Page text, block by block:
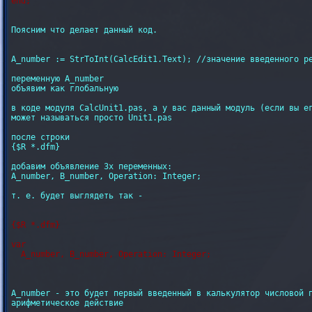
Поясним что делает данный код.
A_number := StrToInt(CalcEdit1.Text); //значение введенного
переменную A_number
объявим как глобальную
в коде модуля CalcUnit1.pas, а у вас данный модуль (если вы
может называться просто Unit1.pas
после строки
{$R *.dfm}
добавим объявление 3х переменных:
A_number, B_number, Operation: Integer;
т. е. будет выглядеть так -
{$R *.dfm}
var
A_number - это будет первый введенный в калькулятор числовой
арифметическое действие